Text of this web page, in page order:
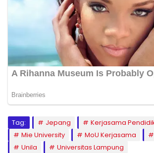
Tag: Jepang
Kerjasama
Mie University
MoU Kerjasama
Unila
Universitas Lampung